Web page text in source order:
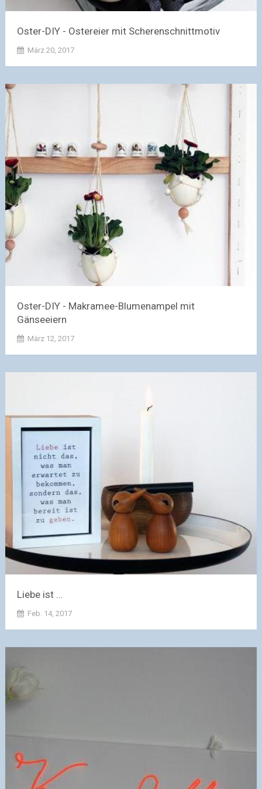
Oster-DIY - Ostereier mit Scherenschnittmotiv
März 20, 2017
Oster-DIY - Makramee-Blumenampel mit
Gänseeiern
März 12, 2017
Liebe ist ...
Feb. 14, 2017